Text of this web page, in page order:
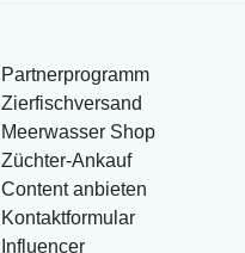
Partnerprogramm
Zierfischversand
Meerwasser Shop
Züchter-Ankauf
Content anbieten
Kontaktformular
Influencer